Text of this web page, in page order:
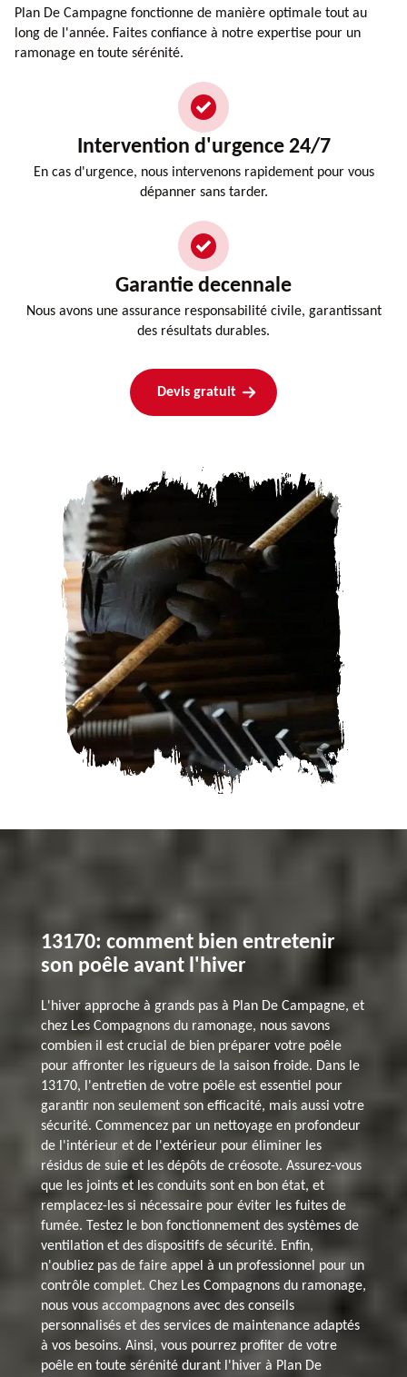
Plan De Campagne fonctionne de manière optimale tout au
long de l'année. Faites confiance à notre expertise pour un
ramonage en toute sérénité.
Intervention d'urgence 24/7
En cas d'urgence, nous intervenons rapidement pour vous
dépanner sans tarder.
Garantie decennale
Nous avons une assurance responsabilité civile, garantissant
des résultats durables.
Devis gratuit
13170: comment bien entretenir
son poêle avant l'hiver
L'hiver approche à grands pas à Plan De Campagne, et
chez Les Compagnons du ramonage, nous savons
combien il est crucial de bien préparer votre poêle
pour affronter les rigueurs de la saison froide. Dans le
13170, l'entretien de votre poêle est essentiel pour
garantir non seulement son efficacité, mais aussi votre
sécurité. Commencez par un nettoyage en profondeur
de l'intérieur et de l'extérieur pour éliminer les
résidus de suie et les dépôts de créosote. Assurez-vous
que les joints et les conduits sont en bon état, et
remplacez-les si nécessaire pour éviter les fuites de
fumée. Testez le bon fonctionnement des systèmes de
ventilation et des dispositifs de sécurité. Enfin,
n'oubliez pas de faire appel à un professionnel pour un
contrôle complet. Chez Les Compagnons du ramonage,
nous vous accompagnons avec des conseils
personnalisés et des services de maintenance adaptés
à vos besoins. Ainsi, vous pourrez profiter de votre
poêle en toute sérénité durant l'hiver à Plan De